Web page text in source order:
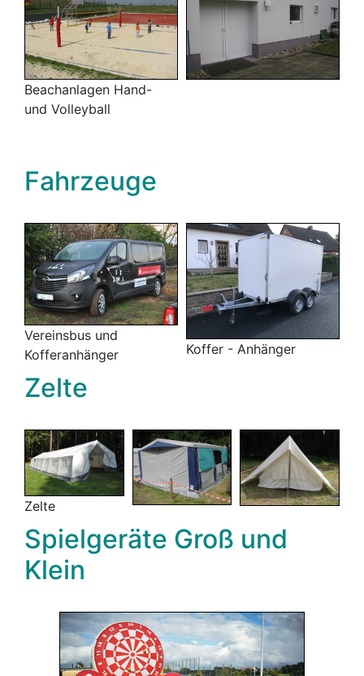
Beachanlagen Hand-
und Volleyball
Fahrzeuge
Vereinsbus und
Kofferanhänger
Koffer - Anhänger
Zelte
Zelte
Spielgeräte Groß und
Klein